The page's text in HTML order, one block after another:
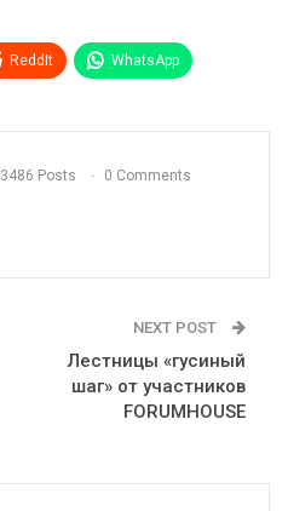
ReddIt WhatsApp
3486 Posts 0 Comments
NEXT POST
Лестницы «гусиный
шаг» от участников
FORUMHOUSE